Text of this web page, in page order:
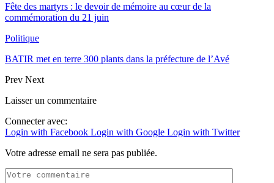
Fête des martyrs : le devoir de mémoire au cœur de la
commémoration du 21 juin
Politique
BATIR met en terre 300 plants dans la préfecture de l’Avé
Prev Next
Laisser un commentaire
Connecter avec:
Login with Facebook Login with Google Login with Twitter
Votre adresse email ne sera pas publiée.